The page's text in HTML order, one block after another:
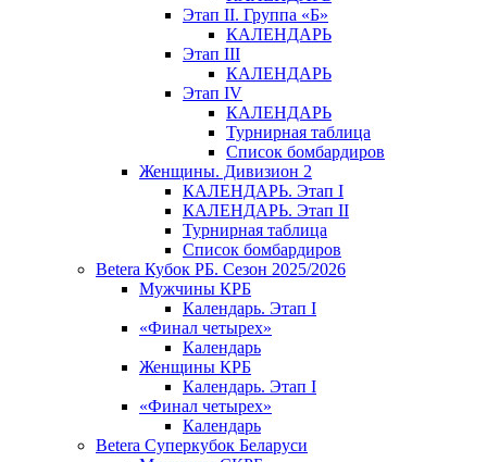
Этап II. Группа «Б»
КАЛЕНДАРЬ
Этап III
КАЛЕНДАРЬ
Этап IV
КАЛЕНДАРЬ
Турнирная таблица
Список бомбардиров
Женщины. Дивизион 2
КАЛЕНДАРЬ. Этап I
КАЛЕНДАРЬ. Этап II
Турнирная таблица
Список бомбардиров
Betera Кубок РБ. Сезон 2025/2026
Мужчины КРБ
Календарь. Этап I
«Финал четырех»
Календарь
Женщины КРБ
Календарь. Этап I
«Финал четырех»
Календарь
Betera Суперкубок Беларуси